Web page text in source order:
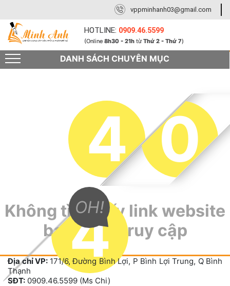
DANH SÁCH CHUYÊN MỤC
vppminhanh03@gmail.com
HOTLINE: 0909.46.5599
(Online8h30 - 21h từThứ 2 - Thứ 7)
4 0
4
OH!
Không tìm thấy link website
bạn đang truy cập
Địa chỉ VP: 171/6, Đường Bình Lợi, P Bình Lợi Trung, Q Bình
Thạnh
SĐT: 0909.46.5599 (Ms Chi)